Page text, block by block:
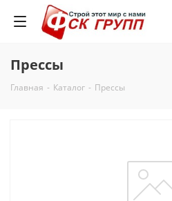
Прессы
Главная - Каталог - Прессы